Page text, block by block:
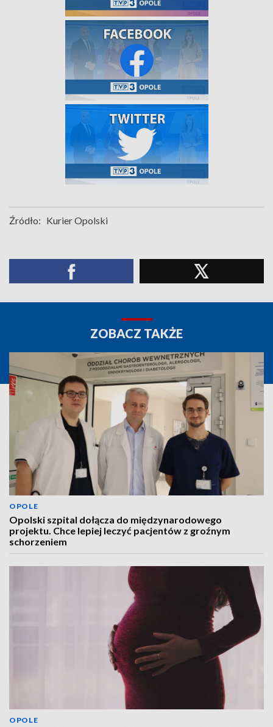
Źródło: Kurier Opolski
ZOBACZ TAKŻE
OPOLE
Opolski szpital dołącza do międzynarodowego
projektu. Chce lepiej leczyć pacjentów z groźnym
schorzeniem
OPOLE